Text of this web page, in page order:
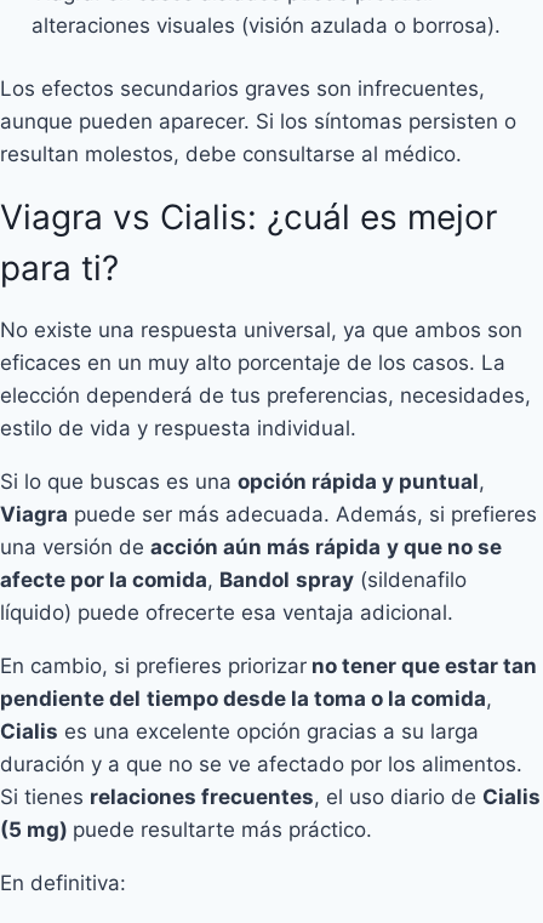
alteraciones visuales (visión azulada o borrosa).
Los efectos secundarios graves son infrecuentes,
aunque pueden aparecer. Si los síntomas persisten o
resultan molestos, debe consultarse al médico.
Viagra vs Cialis: ¿cuál es mejor
para ti?
No existe una respuesta universal, ya que ambos son
eficaces en un muy alto porcentaje de los casos. La
elección dependerá de tus preferencias, necesidades,
estilo de vida y respuesta individual.
Si lo que buscas es una opción rápida y puntual,
Viagra puede ser más adecuada. Además, si prefieres
una versión de acción aún más rápida y que no se
afecte por la comida, Bandol spray (sildenafilo
líquido) puede ofrecerte esa ventaja adicional.
En cambio, si prefieres priorizar no tener que estar tan
pendiente del tiempo desde la toma o la comida,
Cialis es una excelente opción gracias a su larga
duración y a que no se ve afectado por los alimentos.
Si tienes relaciones frecuentes, el uso diario de Cialis
(5 mg) puede resultarte más práctico.
En definitiva: